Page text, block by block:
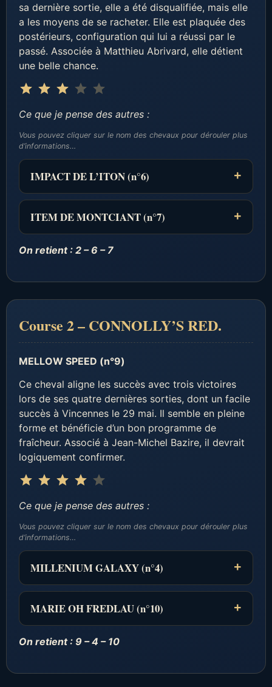
sa dernière sortie, elle a été disqualifiée, mais elle
a les moyens de se racheter. Elle est plaquée des
postérieurs, configuration qui lui a réussi par le
passé. Associée à Matthieu Abrivard, elle détient
une belle chance.
⭐⭐⭐
Ce que je pense des autres :
Vous pouvez cliquer sur le nom des chevaux pour dérouler plus
d’informations…
IMPACT DE L’ITON (n°6)
ITEM DE MONTCIANT (n°7)
On retient : 2 – 6 – 7
Course 2 – CONNOLLY’S RED.
MELLOW SPEED (n°9)
Ce cheval aligne les succès avec trois victoires
lors de ses quatre dernières sorties, dont un facile
succès à Vincennes le 29 mai. Il semble en pleine
forme et bénéficie d’un bon programme de
fraîcheur. Associé à Jean-Michel Bazire, il devrait
logiquement confirmer.
⭐⭐⭐⭐
Ce que je pense des autres :
Vous pouvez cliquer sur le nom des chevaux pour dérouler plus
d’informations…
MILLENIUM GALAXY (n°4)
MARIE OH FREDLAU (n°10)
On retient : 9 – 4 – 10